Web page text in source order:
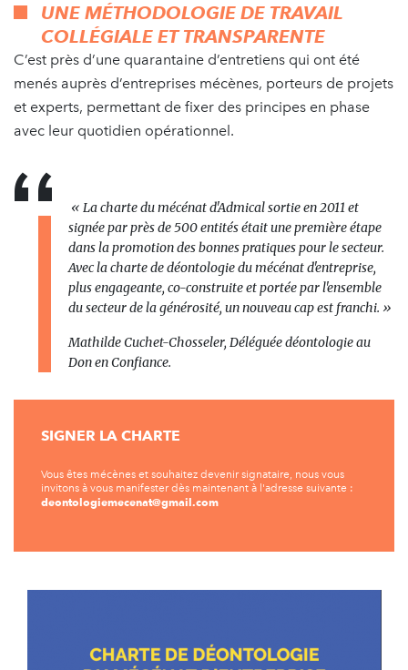
UNE MÉTHODOLOGIE DE TRAVAIL
COLLÉGIALE ET TRANSPARENTE
C’est près d’une quarantaine d’entretiens qui ont été
menés auprès d’entreprises mécènes, porteurs de projets
et experts, permettant de fixer des principes en phase
avec leur quotidien opérationnel.
« La charte du mécénat d'Admical sortie en 2011 et
signée par près de 500 entités était une première étape
dans la promotion des bonnes pratiques pour le secteur.
Avec la charte de déontologie du mécénat d'entreprise,
plus engageante, co-construite et portée par l'ensemble
du secteur de la générosité, un nouveau cap est franchi. »
Mathilde Cuchet-Chosseler, Déléguée déontologie au
Don en Confiance.
SIGNER LA CHARTE
Vous êtes mécènes et souhaitez devenir signataire, nous vous
invitons à vous manifester dès maintenant à l'adresse suivante :
deontologiemecenat@gmail.com